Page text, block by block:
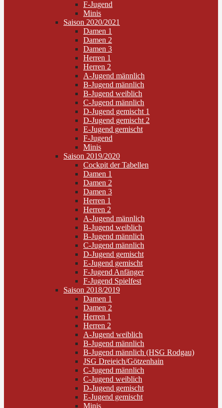
F-Jugend
Minis
Saison 2020/2021
Damen 1
Damen 2
Damen 3
Herren 1
Herren 2
A-Jugend männlich
B-Jugend männlich
B-Jugend weiblich
C-Jugend männlich
D-Jugend gemischt 1
D-Jugend gemischt 2
E-Jugend gemischt
F-Jugend
Minis
Saison 2019/2020
Cockpit der Tabellen
Damen 1
Damen 2
Damen 3
Herren 1
Herren 2
A-Jugend männlich
B-Jugend weiblich
B-Jugend männlich
C-Jugend männlich
D-Jugend gemischt
E-Jugend gemischt
F-Jugend Anfänger
F-Jugend Spielfest
Saison 2018/2019
Damen 1
Damen 2
Herren 1
Herren 2
A-Jugend weiblich
B-Jugend männlich
B-Jugend männlich (HSG Rodgau)
JSG Dreieich/Götzenhain
C-Jugend männlich
C-Jugend weiblich
D-Jugend gemischt
E-Jugend gemischt
Minis